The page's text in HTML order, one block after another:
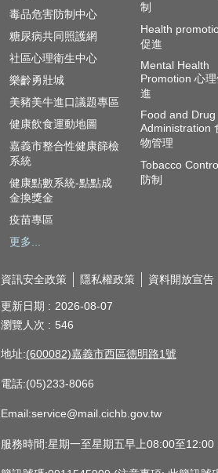
毒品危害防制中心
糖尿病共同照護網
社區心理衛生中心
樂齡勇壯城
美豬美牛進口議題專區
健康飲食運動地圖
嘉義市整合性健康篩檢
系統
健康點數系統-點點成
金換獎金
疫苗專區
更多...
制
Health
促進
Mental Health
Promotion 心
進
Food and Drug
Administration
物管理
Tobacco
防制
資訊安全政策 隱私權政策 資料開放宣告
更新日期
2026-08-07
瀏覽人次
546
地址:(600082)嘉義市西區德明路1號
電話:(05)233-8066
Email:service@mail.cichb.gov.tw
服務時間:星期一至星期五早上08:00至